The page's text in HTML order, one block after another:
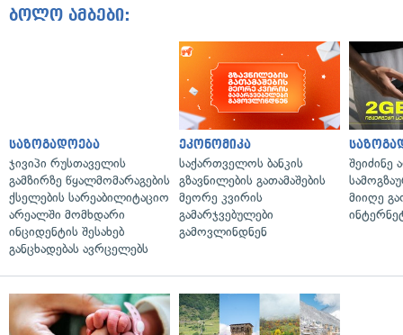
ბოლო ამბები:
საზოგადოება
ჯივიპი რუსთაველის
გამზირზე წყალმომარაგების
ქსელების სარეაბილიტაციო
არეალში მომხდარი
ინციდენტის შესახებ
განცხადებას ავრცელებს
ეკონომიკა
საქართველოს ბანკის
გზავნილების გათამაშების
მეორე კვირის
გამარჯვებულები
გამოვლინდნენ
შეიძინე
მიიღე